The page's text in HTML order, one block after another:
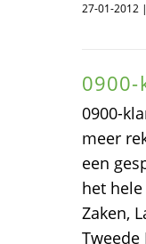
27-01-2012
0900-
meer
een
het
Zaken,